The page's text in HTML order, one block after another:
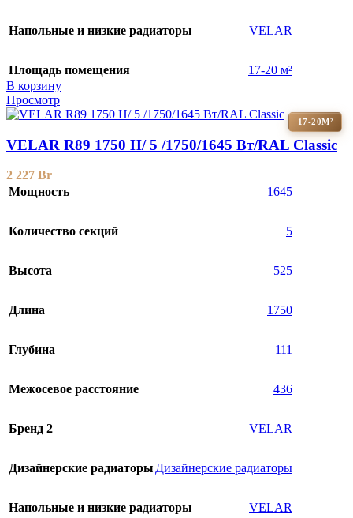
Напольные и низкие радиаторы VELAR
Площадь помещения
17-20 м²
В корзину
Просмотр
17-20М²
VELAR R89 1750 H/ 5 /1750/1645 Вт/RAL Classic
2 227 Br
Мощность
1645
Количество секций 5
Высота 525
Длина 1750
Глубина 111
Межосевое расстояние 436
Бренд 2 VELAR
Дизайнерские радиаторыДизайнерские радиаторы
Напольные и низкие радиаторы VELAR